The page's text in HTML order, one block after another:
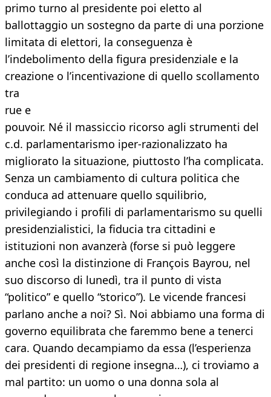
primo turno al presidente poi eletto al
ballottaggio un sostegno da parte di una porzione
limitata di elettori, la conseguenza è
l’indebolimento della figura presidenziale e la
creazione o l’incentivazione di quello scollamento
tra
rue e
pouvoir. Né il massiccio ricorso agli strumenti del
c.d. parlamentarismo iper-razionalizzato ha
migliorato la situazione, piuttosto l’ha complicata.
Senza un cambiamento di cultura politica che
conduca ad attenuare quello squilibrio,
privilegiando i profili di parlamentarismo su quelli
presidenzialistici, la fiducia tra cittadini e
istituzioni non avanzerà (forse si può leggere
anche così la distinzione di François Bayrou, nel
suo discorso di lunedì, tra il punto di vista
“politico” e quello “storico”). Le vicende francesi
parlano anche a noi? Sì. Noi abbiamo una forma di
governo equilibrata che faremmo bene a tenerci
cara. Quando decampiamo da essa (l’esperienza
dei presidenti di regione insegna…), ci troviamo a
mal partito: un uomo o una donna sola al